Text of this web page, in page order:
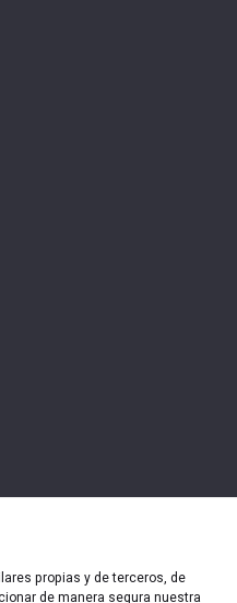
propias y de terceros, de
de manera segura nuestra